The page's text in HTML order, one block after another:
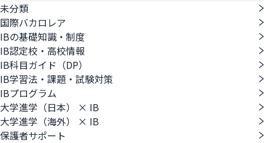
未分類
国際バカロレア
IBの基礎知識・制度
IB認定校・高校情報
IB科目ガイド（DP）
IB学習法・課題・試験対策
IBプログラム
大学進学（日本） × IB
大学進学（海外） × IB
保護者サポート